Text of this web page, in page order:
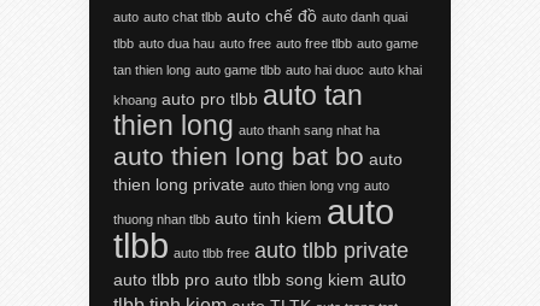
auto auto chat tlbb auto chế đồ auto danh quai
tlbb auto dua hau auto free auto free tlbb auto game
tan thien long auto game tlbb auto hai duoc auto khai
khoang auto pro tlbb auto tan
thien long auto thanh sang nhat ha
auto thien long bat bo auto
thien long private auto thien long vng auto
thuong nhan tlbb auto tinh kiem auto
tlbb auto tlbb free auto tlbb private
auto tlbb pro auto tlbb song kiem auto